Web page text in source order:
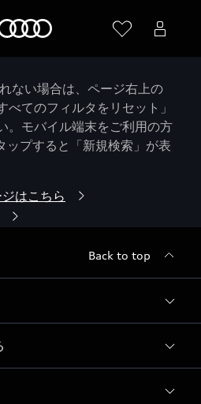
ない場合は、ページ右上の
べてのフィルタをリセット」
。モバイル端末をご利用の方
プすると「新規検索」が表
はこちら
Back to top